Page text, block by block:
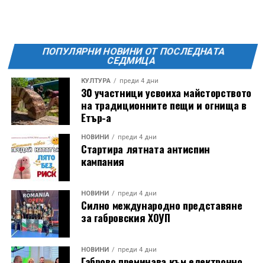
Години след разрушаването на кулата се заражда
инициатива за нейното възстановяване, обединила
местни културни дейци – сред тях творецът Иван
Койчев и етнографът Бонка Тихова. Усилията им се
увенчават с успех и на 8 септември 1984 година
часовниковата кула, с работещия век по-рано
механизъм, е официално открита наново. Самият
механизъм е възстановен година по-рано, през 1983
г., от майстор Илия Ковачев, който изковава
ПОПУЛЯРНИ НОВИНИ ОТ ПОСЛЕДНАТА
СЕДМИЦА
КУЛТУРА преди 4 дни
30 участници усвоиха майсторството
на традиционните пещи и огнища в
Етър-а
НОВИНИ преди 4 дни
Стартира лятната антиспин
кампания
НОВИНИ преди 4 дни
Силно международно представяне
за габровския ХОУП
НОВИНИ преди 4 дни